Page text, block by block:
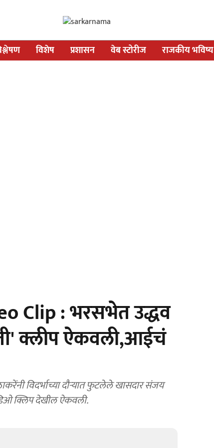
विशेष प्रशासन वेब स्टोरीज राजकीय भविष्य
Clip : भरसभेत उद्धव
क्लीप ऐकवली,आईचं
विदर्भाच्या दौऱ्यात फुटलेले खासदार संजय
क्लिप देखील ऐकवली.